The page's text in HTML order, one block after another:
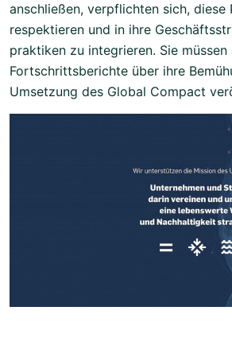
anschließen, verpflichten sich, diese
respektieren und in ihre
praktiken zu integrieren. Sie müssen
Fortschrittsberichte über ihre
Umsetzung des Global Compact